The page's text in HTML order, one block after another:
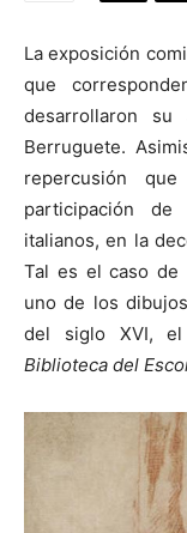
La exposición
que
desarrollaron su
Berruguete.
repercusión
participación de
italianos, en la
Tal es el caso de
uno de los
del siglo XVI,
Biblioteca del